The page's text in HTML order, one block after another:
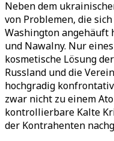
Neben dem
von Problemen, die
Washington angehäuft
und Nawalny. Nur
kosmetische Lösung
Russland und die
hochgradig
zwar nicht zu einem
kontrollierbare Kalte
der Kontrahenten